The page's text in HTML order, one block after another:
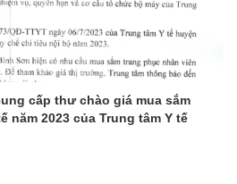
cấp thư chào giá mua sắm
năm 2023 của Trung tâm Y tế